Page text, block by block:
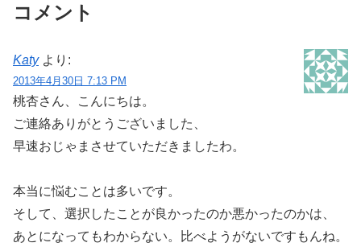
コメント
Katy より:
2013年4月30日 7:13 PM
桃杏さん、こんにちは。
ご連絡ありがとうございました、
早速おじゃまさせていただきましたわ。
本当に悩むことは多いです。
そして、選択したことが良かったのか悪かったのかは、
あとになってもわからない。比べようがないですもんね。